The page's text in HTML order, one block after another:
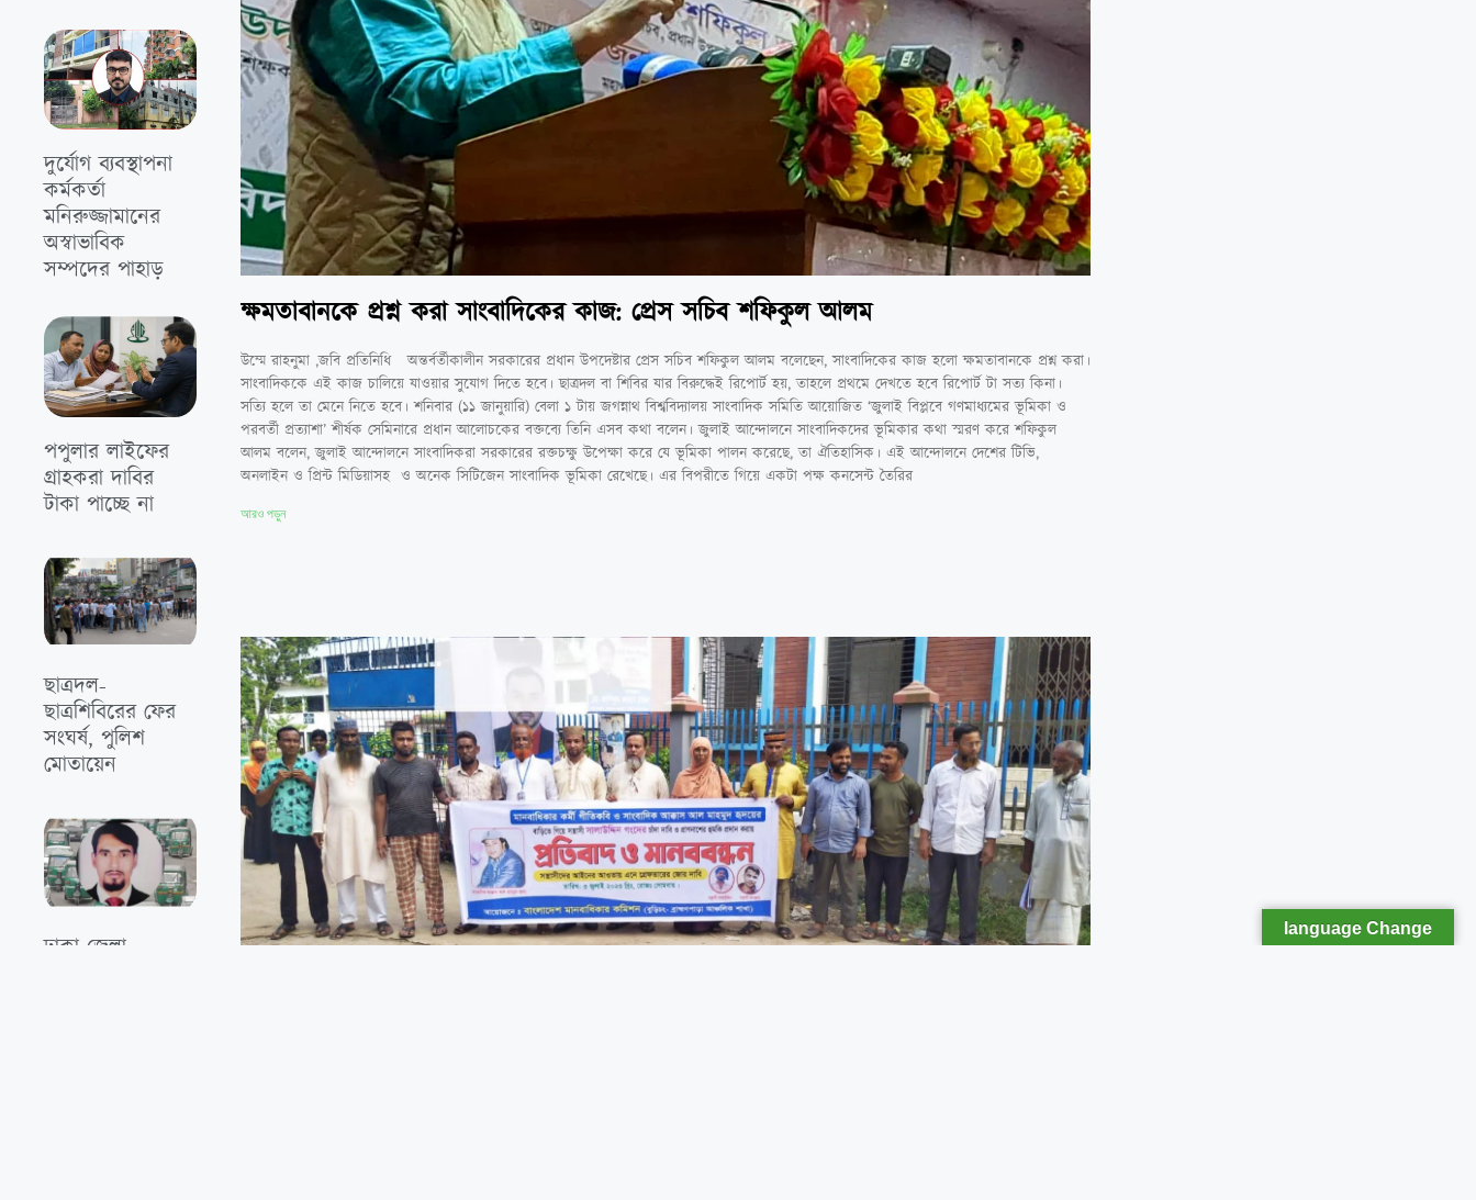
দুর্যোগ ব্যবস্থাপনা
কর্মকর্তা
মনিরুজ্জামানের
অস্বাভাবিক
সম্পদের পাহাড়
পপুলার লাইফের
গ্রাহকরা দাবির
টাকা পাচ্ছে না
ছাত্রদল-
ছাত্রশিবিরের ফের
সংঘর্ষ, পুলিশ
মোতায়েন
‎ঢাকা জেলা
ক্ষমতাবানকে প্রশ্ন করা সাংবাদিকের কাজ: প্রেস সচিব শফিকুল আলম
উম্মে রাহনুমা ,জবি প্রতিনিধি অন্তর্বর্তীকালীন সরকারের প্রধান উপদেষ্টার প্রেস সচিব শফিকুল আলম বলেছেন, সাংবাদিকের কাজ হলো ক্ষমতাবানকে প্রশ্ন করা।
সাংবাদিককে এই কাজ চালিয়ে যাওয়ার সুযোগ দিতে হবে। ছাত্রদল বা শিবির যার বিরুদ্ধেই রিপোর্ট হয়, তাহলে প্রথমে দেখতে হবে রিপোর্ট টা সত্য কিনা।
সত্যি হলে তা মেনে নিতে হবে। শনিবার (১১ জানুয়ারি) বেলা ১ টায় জগন্নাথ বিশ্ববিদ্যালয় সাংবাদিক সমিতি আয়োজিত ‘জুলাই বিপ্লবে গণমাধ্যমের ভূমিকা ও
পরবর্তী প্রত্যাশা’ শীর্ষক সেমিনারে প্রধান আলোচকের বক্তব্যে তিনি এসব কথা বলেন। জুলাই আন্দোলনে সাংবাদিকদের ভূমিকার কথা স্মরণ করে শফিকুল
আলম বলেন, জুলাই আন্দোলনে সাংবাদিকরা সরকারের রক্তচক্ষু উপেক্ষা করে যে ভূমিকা পালন করেছে, তা ঐতিহাসিক। এই আন্দোলনে দেশের টিভি,
অনলাইন ও প্রিন্ট মিডিয়াসহ ও অনেক সিটিজেন সাংবাদিক ভূমিকা রেখেছে। এর বিপরীতে গিয়ে একটা পক্ষ কনসেন্ট তৈরির
আরও পড়ুন
language Change